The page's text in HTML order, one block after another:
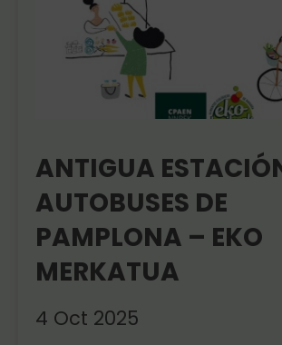
ANTIGUA
AUTOBUSES DE
PAMPLONA – EKO
MERKATUA
4 Oct 2025